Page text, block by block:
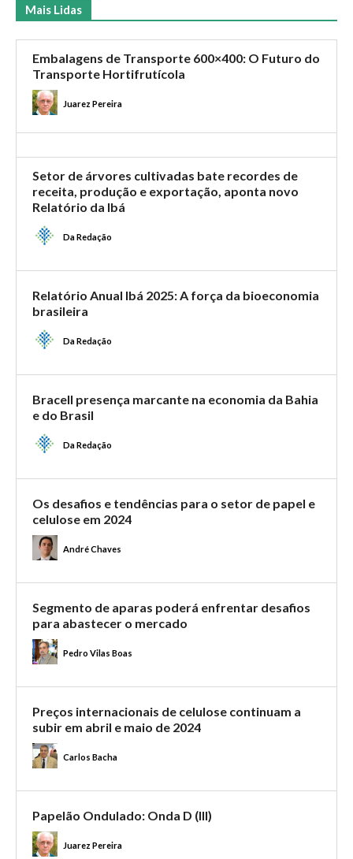
Mais Lidas
Embalagens de Transporte 600×400: O Futuro do
Transporte Hortifrutícola
Juarez Pereira
Setor de árvores cultivadas bate recordes de
receita, produção e exportação, aponta novo
Relatório da Ibá
Da Redação
Relatório Anual Ibá 2025: A força da bioeconomia
brasileira
Da Redação
Bracell presença marcante na economia da Bahia
e do Brasil
Da Redação
Os desafios e tendências para o setor de papel e
celulose em 2024
André Chaves
Segmento de aparas poderá enfrentar desafios
para abastecer o mercado
Pedro Vilas Boas
Preços internacionais de celulose continuam a
subir em abril e maio de 2024
Carlos Bacha
Papelão Ondulado: Onda D (III)
Juarez Pereira